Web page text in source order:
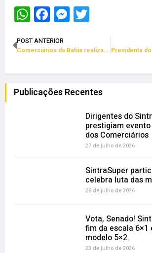
WhatsApp
Facebook
Messenger
POST ANTERIOR
Comerciários da Bahia realizam congresso em Salvador
Publicações Recentes
Dirigentes do
prestigiam
dos Comerciários
27 de julho de 2026
SintraSuper
celebra luta das
26 de julho de 2026
Vota, Senado!
fim da escala 6×1
modelo 5×2
23 de julho de 2026